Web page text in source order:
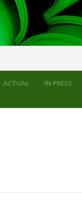
ACTUAL IN PRESS